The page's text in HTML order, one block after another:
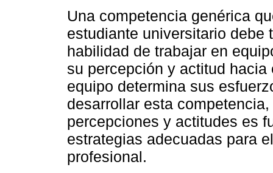
Una competencia genérica
estudiante universitario debe
habilidad de trabajar en
su percepción y actitud hacia
equipo determina sus
desarrollar esta
percepciones y actitudes es
estrategias adecuadas para
profesional.